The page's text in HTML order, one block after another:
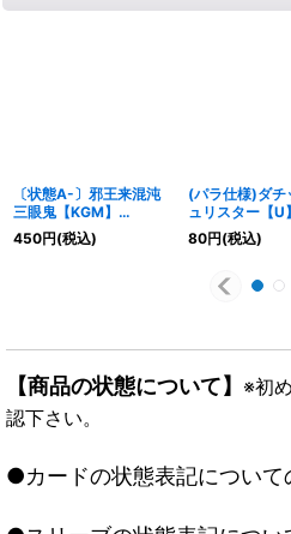
〔状態A-〕邪王来混沌
三眼鬼【KGM】
{RP21KM2/2}《火》
450円(税込)
(パラ仕様)ダチ
ュリスター【U
コロ8/コロ10}
80円(税込)
【商品の状態について】 ※初
認下さい。
●カードの状態表記について